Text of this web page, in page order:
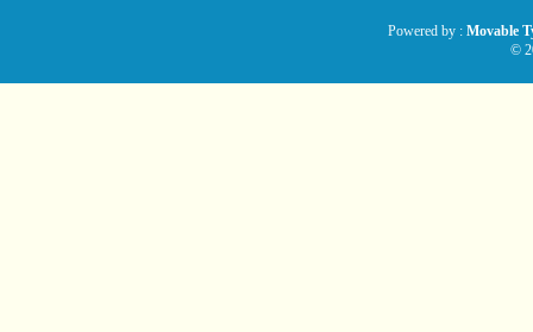
Powered by : Movable
©